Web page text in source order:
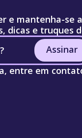
e mantenha-se
dicas e truques
Assinar
entre em